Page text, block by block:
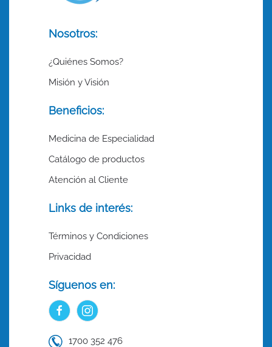
Nosotros:
¿Quiénes Somos?
Misión y Visión
Beneficios:
Medicina de Especialidad
Catálogo de productos
Atención al Cliente
Links de interés:
Términos y Condiciones
Privacidad
Síguenos en:
1700 352 476